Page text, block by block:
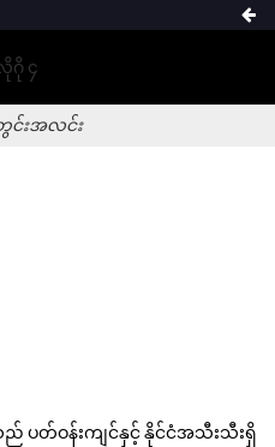
င်းအလင်း
ည် ပတ်ဝန်းကျင်နှင့် နိုင်ငံအသီးသီးရှိ